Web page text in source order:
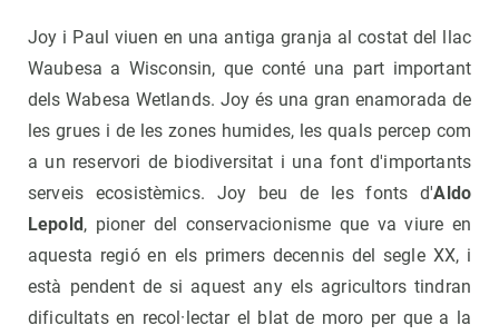
Joy i Paul viuen en una antiga granja al costat del llac
Waubesa a Wisconsin, que conté una part important
dels Wabesa Wetlands. Joy és una gran enamorada de
les grues i de les zones humides, les quals percep com
a un reservori de biodiversitat i una font d'importants
serveis ecosistèmics. Joy beu de les fonts d'Aldo
Lepold, pioner del conservacionisme que va viure en
aquesta regió en els primers decennis del segle XX, i
està pendent de si aquest any els agricultors tindran
dificultats en recol·lectar el blat de moro per que a la